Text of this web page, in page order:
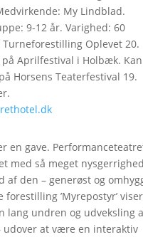
My Lindblad.
9-12 år. Varighed: 60
Oplevet 20.
Aprilfestival i Holbæk. Kan
Horsens Teaterfestival 19.
en gave.
med så meget
af den – generøst og
forestilling ’Myrepostyr’
lang undren og udveksling
udover at være en interaktiv